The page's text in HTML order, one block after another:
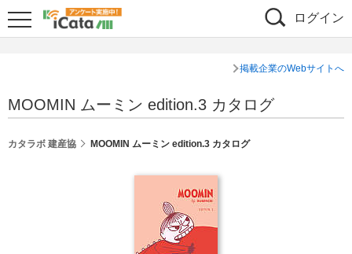
ログイン
掲載企業のWebサイトへ
MOOMIN ムーミン edition.3 カタログ
カタラボ 建産協 MOOMIN ムーミン edition.3 カタログ